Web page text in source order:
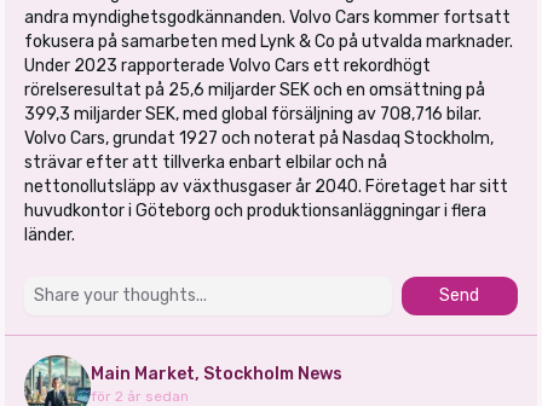
andra myndighetsgodkännanden. Volvo Cars kommer fortsatt
fokusera på samarbeten med Lynk & Co på utvalda marknader.
Under 2023 rapporterade Volvo Cars ett rekordhögt
rörelseresultat på 25,6 miljarder SEK och en omsättning på
399,3 miljarder SEK, med global försäljning av 708,716 bilar.
Volvo Cars, grundat 1927 och noterat på Nasdaq Stockholm,
strävar efter att tillverka enbart elbilar och nå
nettonollutsläpp av växthusgaser år 2040. Företaget har sitt
huvudkontor i Göteborg och produktionsanläggningar i flera
länder.
Send
Main Market, Stockholm News
för 2 år sedan